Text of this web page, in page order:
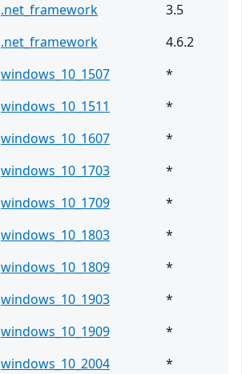
.net_framework
3.5
.net_framework
4.6.2
windows_10_1507
*
windows_10_1511
*
windows_10_1607
*
windows_10_1703
*
windows_10_1709
*
windows_10_1803
*
windows_10_1809
*
windows_10_1903
*
windows_10_1909
*
windows_10_2004
*